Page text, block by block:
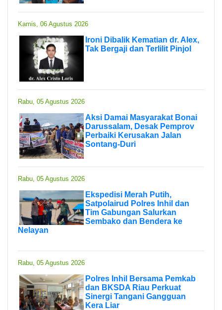
Kamis, 06 Agustus 2026
Ironi Dibalik Kematian dr. Alex,
Tak Bergaji dan Terlilit Pinjol
Rabu, 05 Agustus 2026
Aksi Damai Masyarakat Bonai
Darussalam, Desak Pemprov
Perbaiki Kerusakan Jalan
Sontang-Duri
Rabu, 05 Agustus 2026
Ekspedisi Merah Putih,
Satpolairud Polres Inhil dan
Tim Gabungan Salurkan
Sembako dan Bendera ke
Nelayan
Rabu, 05 Agustus 2026
Polres Inhil Bersama Pemkab
dan BKSDA Riau Perkuat
Sinergi Tangani Gangguan
Kera Liar